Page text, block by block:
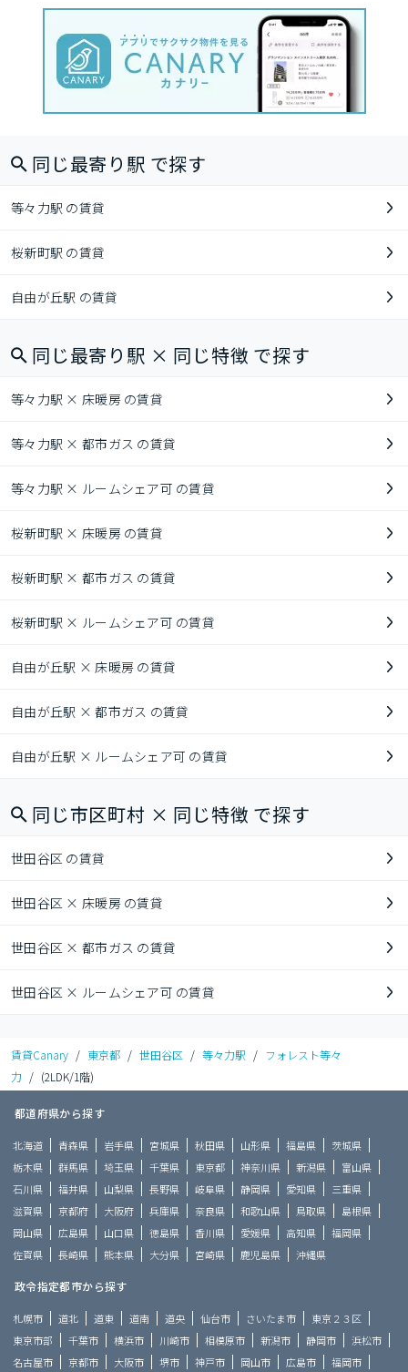
同じ最寄り駅 で探す
等々力駅 の賃貸
桜新町駅 の賃貸
自由が丘駅 の賃貸
同じ最寄り駅 × 同じ特徴 で探す
等々力駅 × 床暖房 の賃貸
等々力駅 × 都市ガス の賃貸
等々力駅 × ルームシェア可 の賃貸
桜新町駅 × 床暖房 の賃貸
桜新町駅 × 都市ガス の賃貸
桜新町駅 × ルームシェア可 の賃貸
自由が丘駅 × 床暖房 の賃貸
自由が丘駅 × 都市ガス の賃貸
自由が丘駅 × ルームシェア可 の賃貸
同じ市区町村 × 同じ特徴 で探す
世田谷区 の賃貸
世田谷区 × 床暖房 の賃貸
世田谷区 × 都市ガス の賃貸
世田谷区 × ルームシェア可 の賃貸
賃貸Canary / 東京都 / 世田谷区 / 等々力駅 / フォレスト等々
力 / (2LDK/1階)
都道府県から探す
北海道 青森県 岩手県 宮城県 秋田県 山形県 福島県
茨城県
栃木県
群馬県 埼玉県 千葉県 東京都 神奈川県 新潟県
富山県
石川県
福井県 山梨県 長野県 岐阜県 静岡県 愛知県
三重県
滋賀県
京都府 大阪府 兵庫県 奈良県 和歌山県 鳥取県
島根県
岡山県
広島県 山口県 徳島県 香川県 愛媛県 高知県
福岡県
佐賀県
長崎県 熊本県 大分県 宮崎県 鹿児島県 沖縄県
政令指定都市から探す
札幌市 道北 道東 道南 道央 仙台市 さいたま市
東京２３区
東京市部
千葉市 横浜市 川崎市 相模原市 新潟市 静岡市
浜松市
名古屋市
京都市 大阪市 堺市 神戸市 岡山市 広島市 福岡市